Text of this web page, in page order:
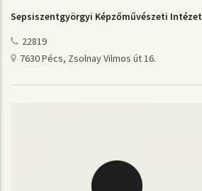
Sepsiszentgyörgyi Képzőművészeti Intézet
22819
7630 Pécs, Zsolnay Vilmos út 16.